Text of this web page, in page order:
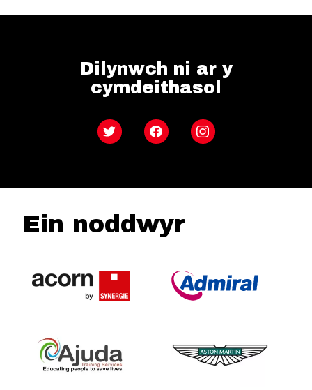
Dilynwch ni ar y
cymdeithasol
Twitter FacebookInstagram
Ein noddwyr